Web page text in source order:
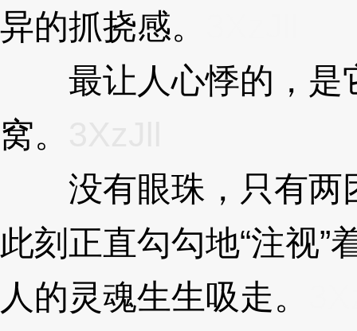
异的抓挠感。
最让人心悸的，是
窝。
没有眼珠，只有两
此刻正直勾勾地“注视”
人的灵魂生生吸走。